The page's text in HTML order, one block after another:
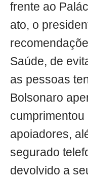
frente ao
ato, o
Saúde, de
as pessoas
Bolsonaro
apoiadores,
segurado
devolvido a